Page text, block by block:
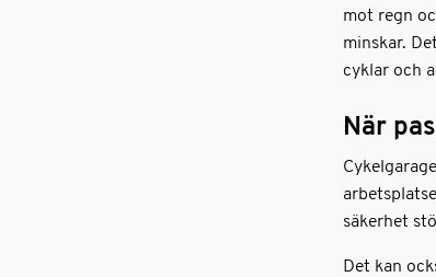
mot regn
minskar.
cyklar och
När
säkerhet
Det kan